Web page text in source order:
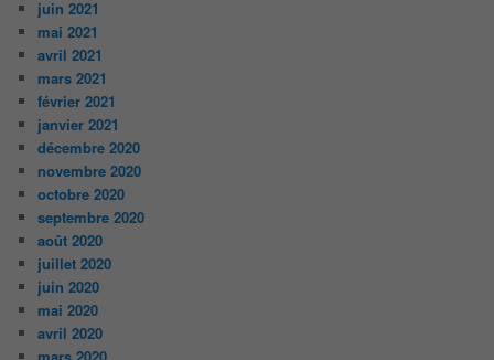
juin 2021
mai 2021
avril 2021
mars 2021
février 2021
janvier 2021
décembre 2020
novembre 2020
octobre 2020
septembre 2020
août 2020
juillet 2020
juin 2020
mai 2020
avril 2020